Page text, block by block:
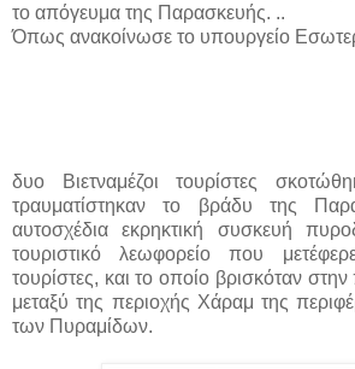
το απόγευμα της Παρασκευής. ..
Όπως ανακοίνωσε το υπουργείο
δυο Βιετναμέζοι τουρίστες
τραυματίστηκαν το βράδυ της
αυτοσχέδια εκρηκτική συσκευή
τουριστικό λεωφορείο που
τουρίστες, και το οποίο βρισκόταν
μεταξύ της περιοχής Χάραμ της
των Πυραμίδων.